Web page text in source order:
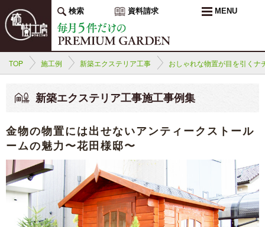
検索 資料請求 MENU
TOP 施工例 新築エクステリア工事 おしゃれな物置が目を引くナ
新築エクステリア工事施工事例集
金物の物置には出せないアンティークストール
ームの魅力〜花田様邸〜